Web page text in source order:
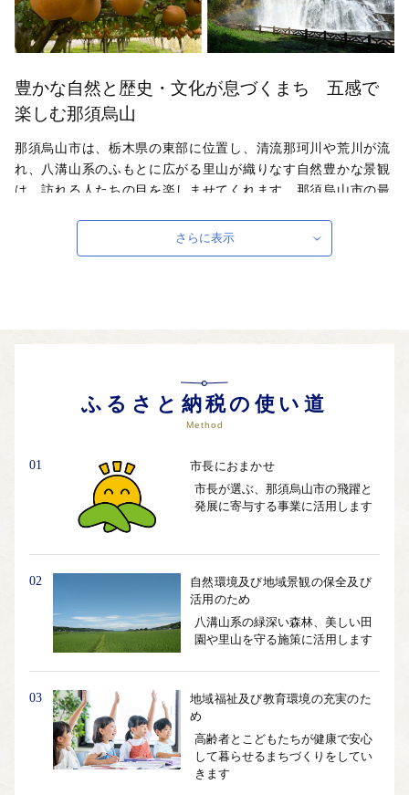
豊かな自然と歴史・文化が息づくまち 五感で
楽しむ那須烏山
那須烏山市は、栃木県の東部に位置し、清流那珂川や荒川が流
れ、八溝山系のふもとに広がる里山が織りなす自然豊かな景観
は、訪れる人たちの目を楽しませてくれます。那須烏山市の最
然環境にあり、昼夜の寒暖差が作物に糖を蓄える助けをし、甘
味たっぷりの豊かな風味を持った野菜や果物が育ちます。ま
個人情報の保護は遷移先サイトの方針に従います。
さらに表示
ふるさと納税の使い道
Method
01
市長におまかせ
市長が選ぶ、那須烏山市の飛躍と
発展に寄与する事業に活用します
02
自然環境及び地域景観の保全及び
活用のため
八溝山系の緑深い森林、美しい田
園や里山を守る施策に活用します
03
地域福祉及び教育環境の充実のた
め
高齢者とこどもたちが健康で安心
して暮らせるまちづくりをしてい
きます